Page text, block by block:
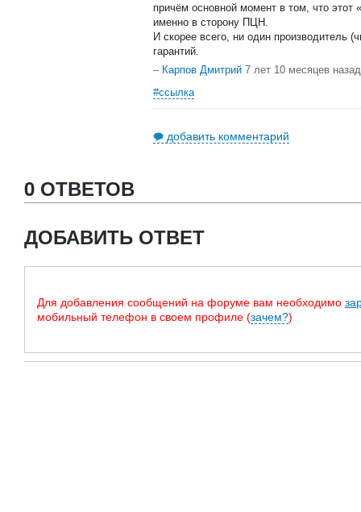
причём основной момент в том, что этот
именно в сторону ПЦН.
И скорее всего, ни один производитель
гарантий.
– Карпов Дмитрий 7 лет 10 месяцев назад
#ссылка
добавить комментарий
0 ОТВЕТОВ
ДОБАВИТЬ ОТВЕТ
Для добавления сообщений на форуме вам необходимо
мобильный телефон в своем профиле (зачем?)